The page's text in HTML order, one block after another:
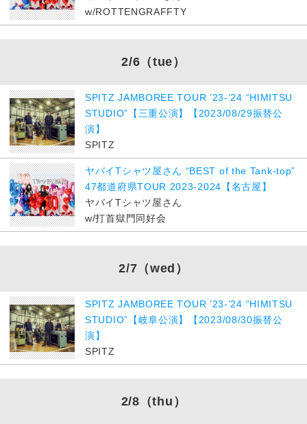
w/ROTTENGRAFFTY
2/6 （tue）
SPITZ JAMBOREE TOUR ’23-’24 “HIMITSU
STUDIO”【三重公演】【2023/08/29振替公
演】
SPITZ
ヤバイTシャツ屋さん “BEST of the Tank-top”
47都道府県TOUR 2023-2024【名古屋】
ヤバイTシャツ屋さん
w/打首獄門同好会
2/7 （wed）
SPITZ JAMBOREE TOUR ’23-’24 “HIMITSU
STUDIO”【岐阜公演】【2023/08/30振替公
演】
SPITZ
2/8 （thu）